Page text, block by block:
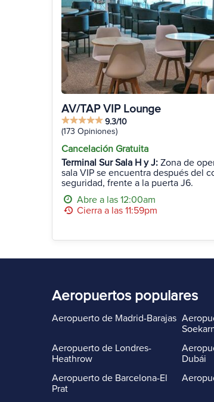
AV/TAP VIP Lounge
9.3/10
(173 Opiniones)
Cancelación Gratuita
Terminal Sur Sala H y J: Zona de
sala VIP se encuentra después del
seguridad, frente a la puerta J6.
Abre a las 12:00am
Cierra a las 11:59pm
Aeropuertos populares
Aeropuerto de Madrid-Barajas
Aeropuerto de Londres-
Heathrow
Aeropuerto de Barcelona-El
Prat
Dubái